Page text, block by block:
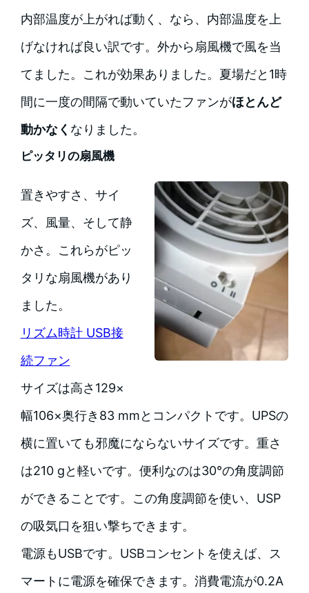
内部温度が上がれば動く、なら、内部温度を上
げなければ良い訳です。外から扇風機で風を当
てました。これが効果ありました。夏場だと1時
間に一度の間隔で動いていたファンがほとんど
動かなく なりました。
ピッタリの扇風機
置きやすさ、サイ
ズ、風量、そして静
かさ。これらがピッ
タリな扇風機があり
ました。
リズム時計 USB接
続ファン
サイズは高さ129×
幅106×奥行き83 mmとコンパクトです。UPSの
横に置いても邪魔にならないサイズです。重さ
は210 gと軽いです。便利なのは30°の角度調節
ができることです。この角度調節を使い、USP
の吸気口を狙い撃ちできます。
電源もUSBです。USBコンセントを使えば、ス
マートに電源を確保できます。消費電流が0.2A